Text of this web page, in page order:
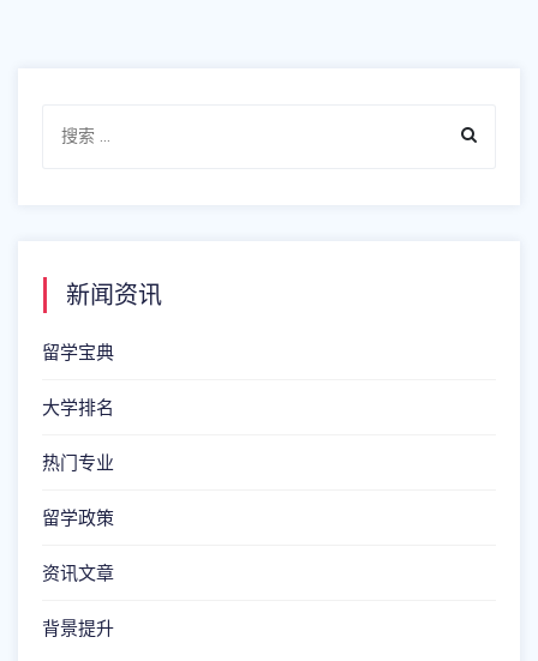
新闻资讯
留学宝典
大学排名
热门专业
留学政策
资讯文章
背景提升